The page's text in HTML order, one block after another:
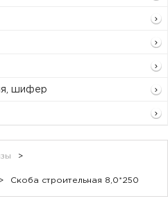
шифер
>
> Скоба строительная 8,0*250